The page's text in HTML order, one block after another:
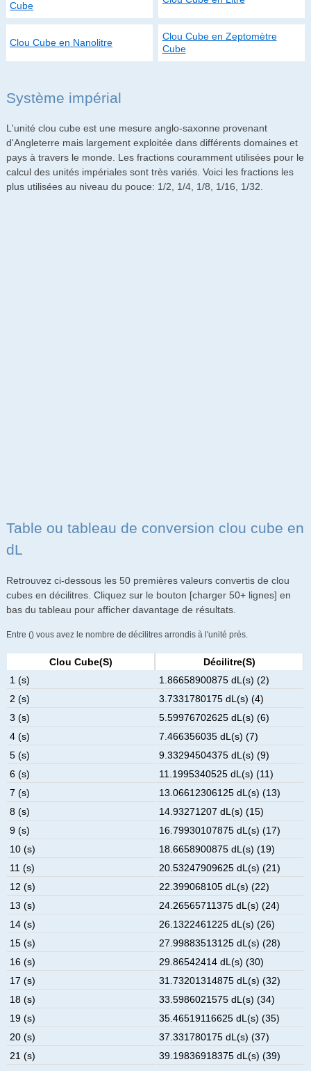
Cube
Clou Cube en Nanolitre
Clou Cube en Zeptomètre
Cube
Système impérial
L'unité clou cube est une mesure anglo-saxonne provenant
d'Angleterre mais largement exploitée dans différents domaines et
pays à travers le monde. Les fractions couramment utilisées pour le
calcul des unités impériales sont très variés. Voici les fractions les
plus utilisées au niveau du pouce: 1/2, 1/4, 1/8, 1/16, 1/32.
Table ou tableau de conversion clou cube en
dL
Retrouvez ci-dessous les 50 premières valeurs convertis de clou
cubes en décilitres. Cliquez sur le bouton [charger 50+ lignes] en
bas du tableau pour afficher davantage de résultats.
Entre () vous avez le nombre de décilitres arrondis à l'unité près.
Clou Cube(s)
Décilitre(s)
1 (s)
1.86658900875 dL(s) (2)
2 (s)
3.7331780175 dL(s) (4)
3 (s)
5.59976702625 dL(s) (6)
4 (s)
7.466356035 dL(s) (7)
5 (s)
9.33294504375 dL(s) (9)
6 (s)
11.1995340525 dL(s) (11)
7 (s)
13.06612306125 dL(s) (13)
8 (s)
14.93271207 dL(s) (15)
9 (s)
16.79930107875 dL(s) (17)
10 (s)
18.6658900875 dL(s) (19)
11 (s)
20.53247909625 dL(s) (21)
12 (s)
22.399068105 dL(s) (22)
13 (s)
24.26565711375 dL(s) (24)
14 (s)
26.1322461225 dL(s) (26)
15 (s)
27.99883513125 dL(s) (28)
16 (s)
29.86542414 dL(s) (30)
17 (s)
31.73201314875 dL(s) (32)
18 (s)
33.5986021575 dL(s) (34)
19 (s)
35.46519116625 dL(s) (35)
20 (s)
37.331780175 dL(s) (37)
21 (s)
39.19836918375 dL(s) (39)